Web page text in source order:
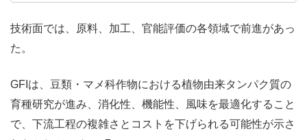
技術面では、原料、加工、官能評価の各領域で前進があっ
た。
GFIは、豆類・マメ科作物における植物由来タンパク質の
育種研究が進み、消化性、機能性、風味を最適化すること
で、下流工程の複雑さとコストを下げられる可能性が示さ